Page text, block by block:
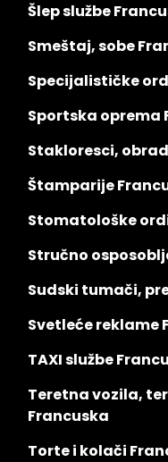
Šlep službe
Smeštaj, sobe
Specijalističke
Sportska oprema
Stakloresci,
Štamparije
Stomatološke
Stručno
Sudski tumači,
Svetleće reklame
TAXI službe
Teretna vozila,
Francuska
Torte i kolači